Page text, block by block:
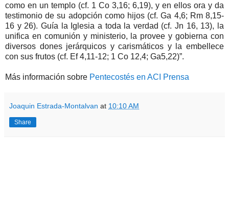
como en un templo (cf. 1 Co 3,16; 6,19), y en ellos ora y da
testimonio de su adopción como hijos (cf. Ga 4,6; Rm 8,15-
16 y 26). Guía la Iglesia a toda la verdad (cf. Jn 16, 13), la
unifica en comunión y ministerio, la provee y gobierna con
diversos dones jerárquicos y carismáticos y la embellece
con sus frutos (cf. Ef 4,11-12; 1 Co 12,4; Ga5,22)”.
Más información sobre Pentecostés en ACI Prensa
Joaquin Estrada-Montalvan at 10:10 AM
Share